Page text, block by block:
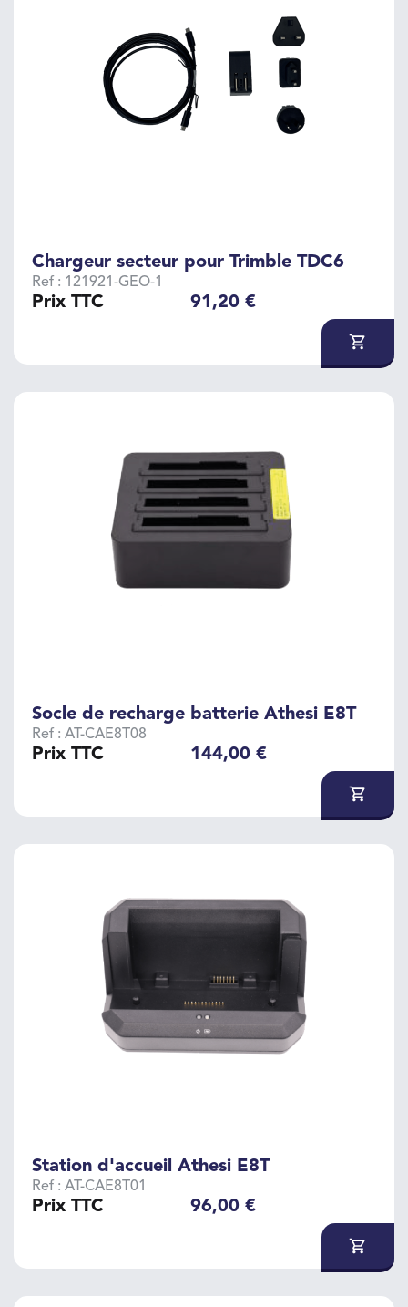
Chargeur secteur pour Trimble TDC6
Ref : 121921-GEO-1
Prix TTC 91,20 €
Socle de recharge batterie Athesi E8T
Ref : AT-CAE8T08
Prix TTC 144,00 €
Station d'accueil Athesi E8T
Ref : AT-CAE8T01
Prix TTC 96,00 €